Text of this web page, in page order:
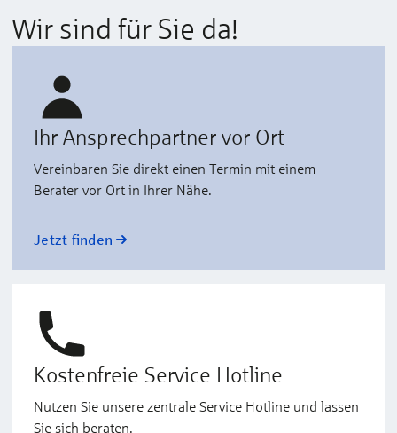
Wir sind für Sie da!
Ihr Ansprechpartner vor Ort
Vereinbaren Sie direkt einen Termin mit einem
Berater vor Ort in Ihrer Nähe.
Jetzt finden
Kostenfreie Service Hotline
Nutzen Sie unsere zentrale Service Hotline und lassen
Sie sich beraten.